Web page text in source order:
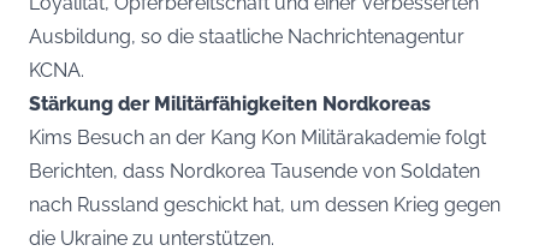
Ausbildung, so die staatliche Nachrichtenagentur
KCNA.
Stärkung der Militärfähigkeiten Nordkoreas
Kims Besuch an der Kang Kon Militärakademie folgt
Berichten, dass Nordkorea Tausende von Soldaten
nach Russland geschickt hat, um dessen Krieg gegen
die Ukraine zu unterstützen.